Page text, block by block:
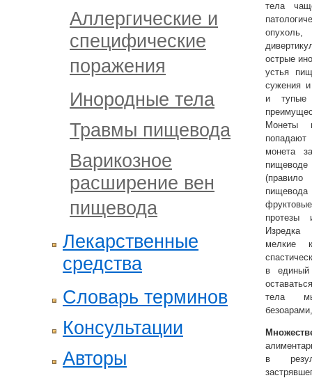
Аллергические и
специфические
поражения
Инородные тела
Травмы пищевода
Варикозное
расширение вен
пищевода
Лекарственные
средства
Словарь терминов
Консультации
Авторы
тела
опухоль,
острые
устья
сужения
и тупые
Монеты
монета
(правило
протезы
Изредка
мелкие
в единый
тела
в